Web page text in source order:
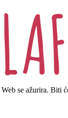
Web se ažurira. Biti